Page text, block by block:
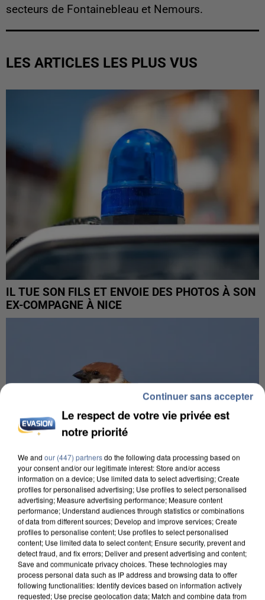
secteurs de Fontainebleau et Nemours.
LES ARTICLES LES PLUS VUS
IL TUE SON FILS ET ENVOIE DES PHOTOS À SON
EX-COMPAGNE À NICE
APRÈS TOUTES CES CANICULES, LES REFUGES
DE FAUNE SAUVAGE SONT...
Le respect de votre vie privée est
notre priorité
We and our (447) partnersdo the following data processing based on
your consent and/or our legitimate interest: Store and/or access
information on a device; Use limited data to select advertising; Create
profiles for personalised advertising; Use profiles to select personalised
advertising; Measure advertising performance; Measure content
performance; Understand audiences through statistics or combinations
of data from different sources; Develop and improve services; Create
profiles to personalise content; Use profiles to select personalised
content; Use limited data to select content; Ensure security, prevent and
detect fraud, and fix errors; Deliver and present advertising and content;
Save and communicate privacy choices. These technologies may
process personal data such as IP address and browsing data to offer
following functionalities: Identify devices based on information actively
requested; Use precise geolocation data; Match and combine data from
Continuer sans accepter